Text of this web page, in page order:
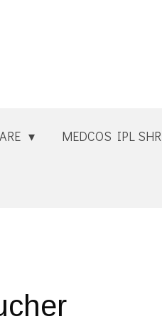
MEDCOS IPL SHR